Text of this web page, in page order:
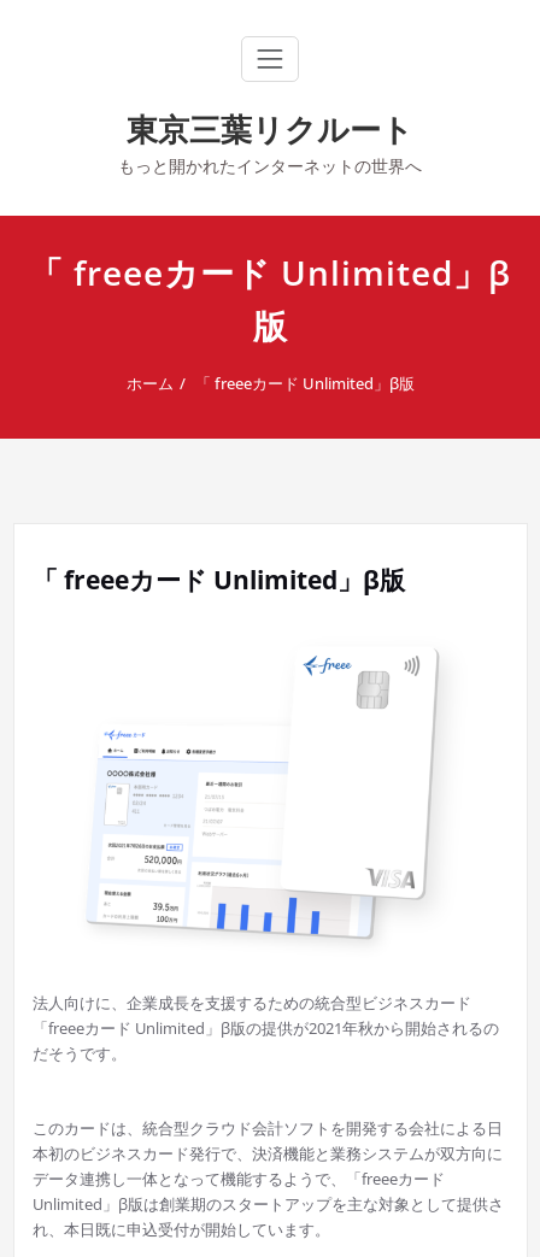
東京三葉リクルート
もっと開かれたインターネットの世界へ
「 freeeカード Unlimited」β
版
ホーム 「 freeeカード Unlimited」β版
「 freeeカード Unlimited」β版
法人向けに、企業成長を支援するための統合型ビジネスカード
「freeeカード Unlimited」β版の提供が2021年秋から開始されるの
だそうです。
このカードは、統合型クラウド会計ソフトを開発する会社による日
本初のビジネスカード発行で、決済機能と業務システムが双方向に
データ連携し一体となって機能するようで、「freeeカード
Unlimited」β版は創業期のスタートアップを主な対象として提供さ
れ、本日既に申込受付が開始しています。